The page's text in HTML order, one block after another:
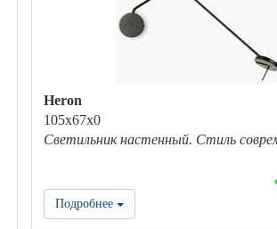
Heron
105х67х0
Светильник настенный. Стиль
Подробнее